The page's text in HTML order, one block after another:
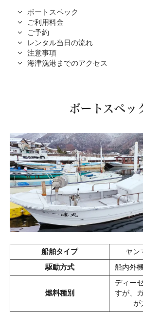
ボートスペック
ご利用料金
ご予約
レンタル当日の流れ
注意事項
海津漁港までのアクセス
ボートスペッ
船舶タイプ
ヤン
駆動方式
船内外
燃料種別
ディー
すが、
が